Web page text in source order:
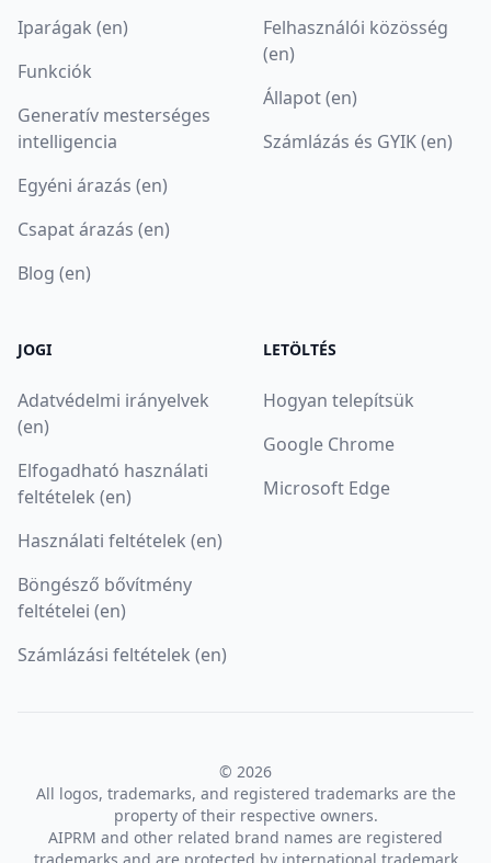
Iparágak (en)
Funkciók
Generatív mesterséges
intelligencia
Egyéni árazás (en)
Csapat árazás (en)
Blog (en)
Felhasználói közösség
(en)
Állapot (en)
Számlázás és GYIK (en)
JOGI
Adatvédelmi irányelvek
(en)
Elfogadható használati
feltételek (en)
Használati feltételek (en)
Böngésző bővítmény
feltételei (en)
Számlázási feltételek (en)
LETÖLTÉS
Hogyan telepítsük
Google Chrome
Microsoft Edge
© 2026
All logos, trademarks, and registered trademarks are the
property of their respective owners.
AIPRM and other related brand names are registered